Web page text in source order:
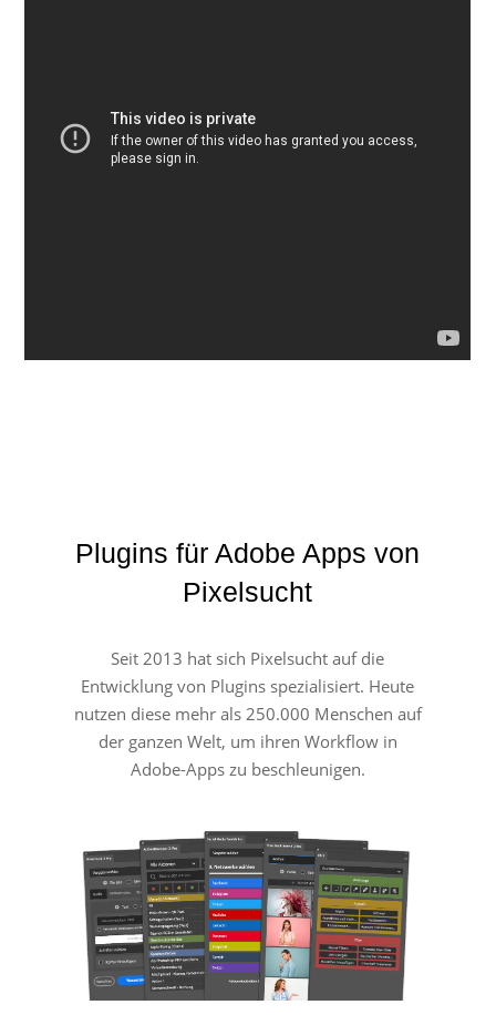
Plugins für Adobe Apps von
Pixelsucht
Seit 2013 hat sich Pixelsucht auf die
Entwicklung von Plugins spezialisiert. Heute
nutzen diese mehr als 250.000 Menschen auf
der ganzen Welt, um ihren Workflow in
Adobe-Apps zu beschleunigen.